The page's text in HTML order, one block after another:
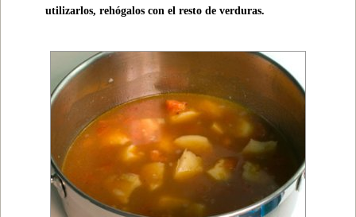
utilizarlos, rehógalos con el resto de verduras.